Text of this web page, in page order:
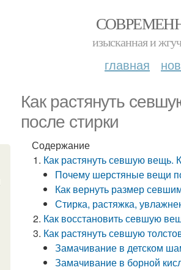
изысканная и
главная
Как растянуть
после стирки
Содержание
Как растянуть севшую вещь.
Почему шерстяные вещи
Как вернуть размер
Стирка, растяжка,
Как восстановить севшую
Как растянуть севшую
Замачивание в детском
Замачивание в борной